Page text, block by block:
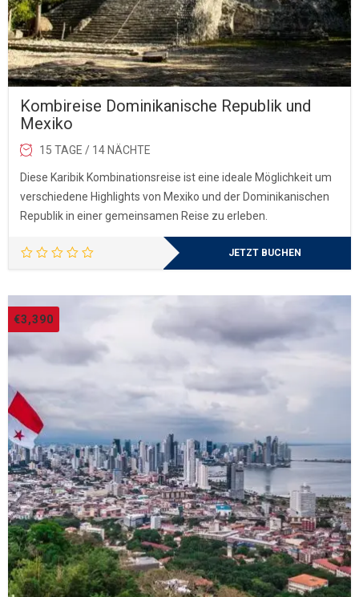
Kombireise Dominikanische Republik und
Mexiko
15 TAGE / 14 NÄCHTE
Diese Karibik Kombinationsreise ist eine ideale Möglichkeit um
verschiedene Highlights von Mexiko und der Dominikanischen
Republik in einer gemeinsamen Reise zu erleben.
JETZT BUCHEN
€3,390